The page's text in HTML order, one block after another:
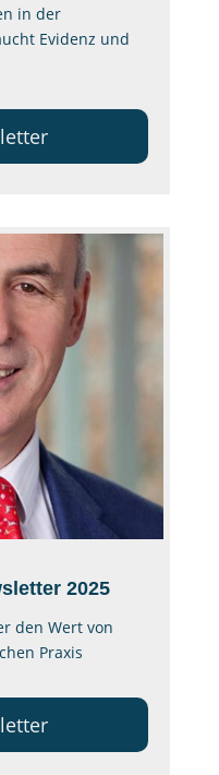
in der
Evidenz und
2025
den Wert von
Praxis